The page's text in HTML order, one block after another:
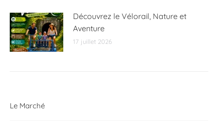
Découvrez le Vélorail, Nature et
Aventure
17 juillet 2026
Le Marché